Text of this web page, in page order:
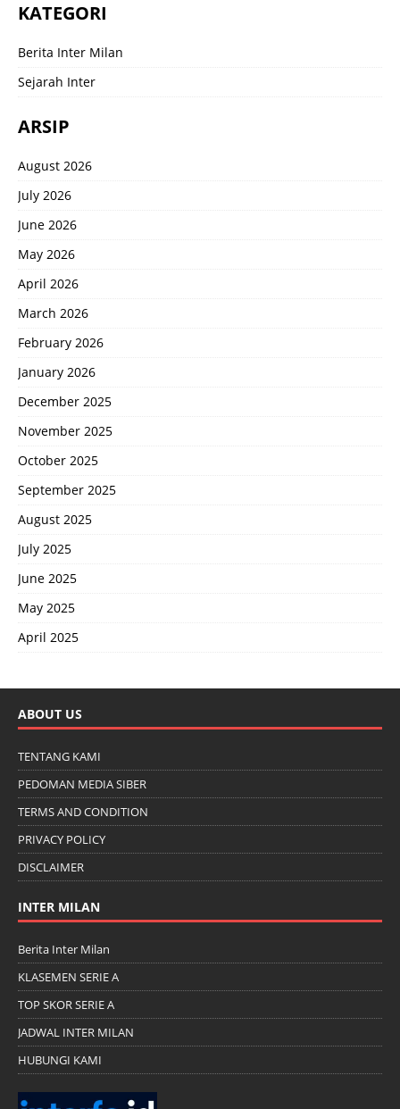
KATEGORI
Berita Inter Milan
Sejarah Inter
ARSIP
August 2026
July 2026
June 2026
May 2026
April 2026
March 2026
February 2026
January 2026
December 2025
November 2025
October 2025
September 2025
August 2025
July 2025
June 2025
May 2025
April 2025
ABOUT US
TENTANG KAMI
PEDOMAN MEDIA SIBER
TERMS AND CONDITION
PRIVACY POLICY
DISCLAIMER
INTER MILAN
Berita Inter Milan
KLASEMEN SERIE A
TOP SKOR SERIE A
JADWAL INTER MILAN
HUBUNGI KAMI